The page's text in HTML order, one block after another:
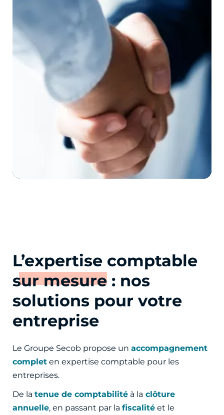
L’expertise comptable
sur mesure : nos
solutions pour votre
entreprise
Le Groupe Secob propose un accompagnement
complet en expertise comptable pour les
entreprises.
De la tenue de comptabilité à la clôture
annuelle, en passant par la fiscalité et le